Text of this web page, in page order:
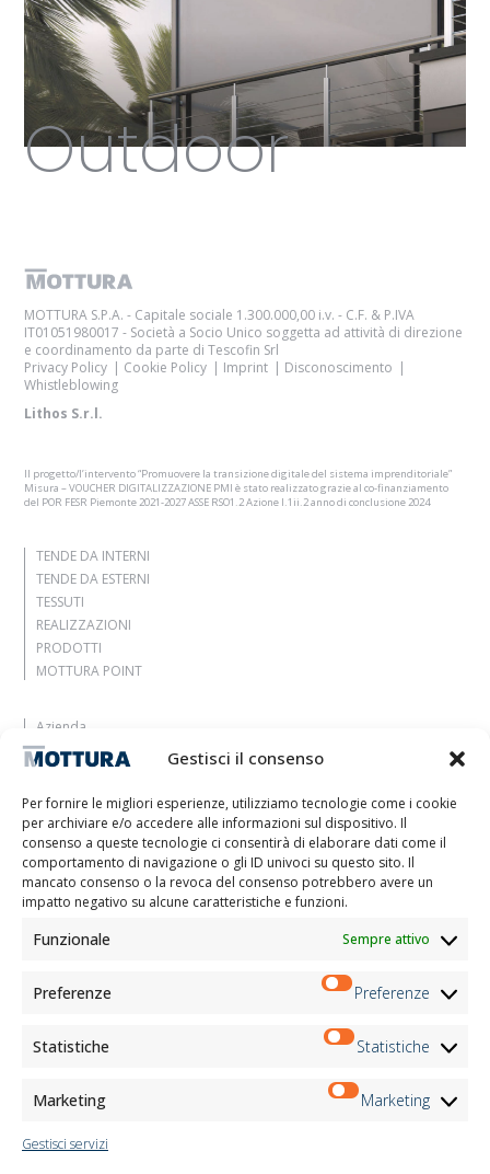
Gestisci il consenso
Per fornire le migliori esperienze, utilizziamo tecnologie come i cookie
per archiviare e/o accedere alle informazioni sul dispositivo. Il
consenso a queste tecnologie ci consentirà di elaborare dati come il
comportamento di navigazione o gli ID univoci su questo sito. Il
mancato consenso o la revoca del consenso potrebbero avere un
impatto negativo su alcune caratteristiche e funzioni.
Funzionale Sempre attivo
Preferenze Preferenze
Statistiche Statistiche
Marketing Marketing
Gestisci servizi
Outdoor
MOTTURA S.P.A. - Capitale sociale 1.300.000,00 i.v. - C.F. & P.IVA
IT01051980017 - Società a Socio Unico soggetta ad attività di direzione
e coordinamento da parte di Tescofin Srl
Privacy Policy
Cookie Policy Imprint
Disconoscimento
Whistleblowing
Lithos S.r.l.
Il progetto/l’intervento “Promuovere la transizione digitale del sistema imprenditoriale”
Misura – VOUCHER DIGITALIZZAZIONE PMI è stato realizzato grazie al co-finanziamento
del POR FESR Piemonte 2021-2027 ASSE RSO1.2 Azione I.1ii.2 anno di conclusione 2024
TENDE DA INTERNI
TENDE DA ESTERNI
TESSUTI
REALIZZAZIONI
PRODOTTI
MOTTURA POINT
Azienda
Lasciati ispirare
Contatti
Lavora con noi
Area Riservata
Certificazioni
M2Net
Child Safety
Informativa Clienti
Informativa Candidati
Informativa Newsletter